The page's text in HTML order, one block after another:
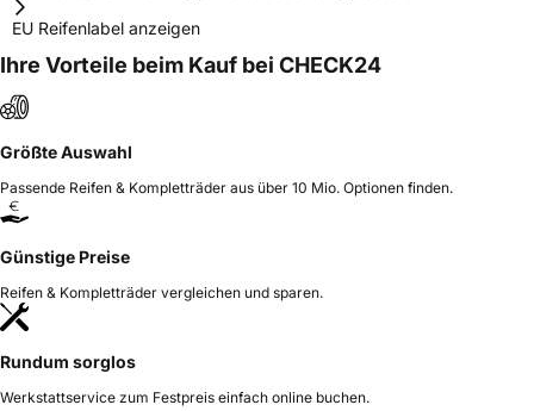
EU Reifenlabel anzeigen
Ihre Vorteile beim Kauf bei CHECK24
Größte Auswahl
Passende Reifen & Kompletträder aus über 10 Mio. Optionen finden.
Günstige Preise
Reifen & Kompletträder vergleichen und sparen.
Rundum sorglos
Werkstattservice zum Festpreis einfach online buchen.